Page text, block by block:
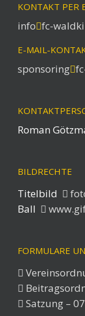
KONTAKT PER
info fc-
E-MAIL-
sponsoring
Roman
BILDRECHTE
Titelbild
Ball
FORMULARE
Satzung –